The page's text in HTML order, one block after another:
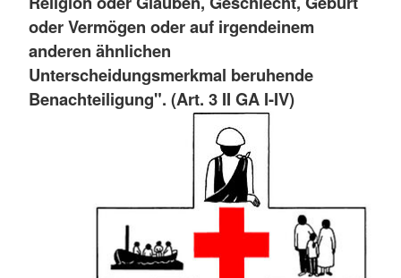
oder Vermögen oder auf irgendeinem
anderen ähnlichen
Unterscheidungsmerkmal beruhende
Benachteiligung". (Art. 3 II GA I-IV)